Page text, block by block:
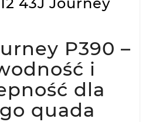
43J Journey
P390 –
i
dla
quada